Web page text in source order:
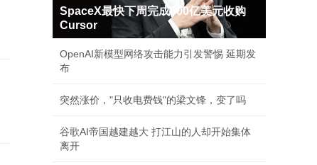
SpaceX最快下周完成600亿美元收购
Cursor
OpenAI新模型网络攻击能力引发警惕 延期发
布
突然涨价，"只收电费钱"的梁文锋，变了吗
谷歌AI帝国越建越大 打江山的人却开始集体
离开